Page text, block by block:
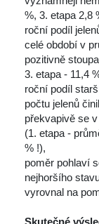
%, 3. etapa 2,8
roční podíl
celé období v
pozitivně
3. etapa - 11,4
roční podíl
počtu jelenů
překvapivě se
(1. etapa -
% !),
poměr pohlaví
nejhoršího
vyrovnal na
Skutečné